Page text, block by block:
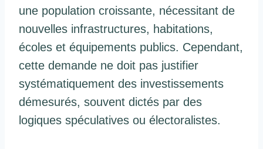
une population croissante, nécessitant de
nouvelles infrastructures, habitations,
écoles et équipements publics. Cependant,
cette demande ne doit pas justifier
systématiquement des investissements
démesurés, souvent dictés par des
logiques spéculatives ou électoralistes.